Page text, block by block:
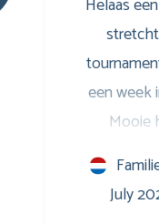
een week
Mooie
Savonds
July